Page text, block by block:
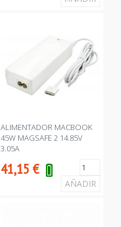
ALIMENTADOR MACBOOK
45W MAGSAFE 2 14.85V
3.05A
41,15€